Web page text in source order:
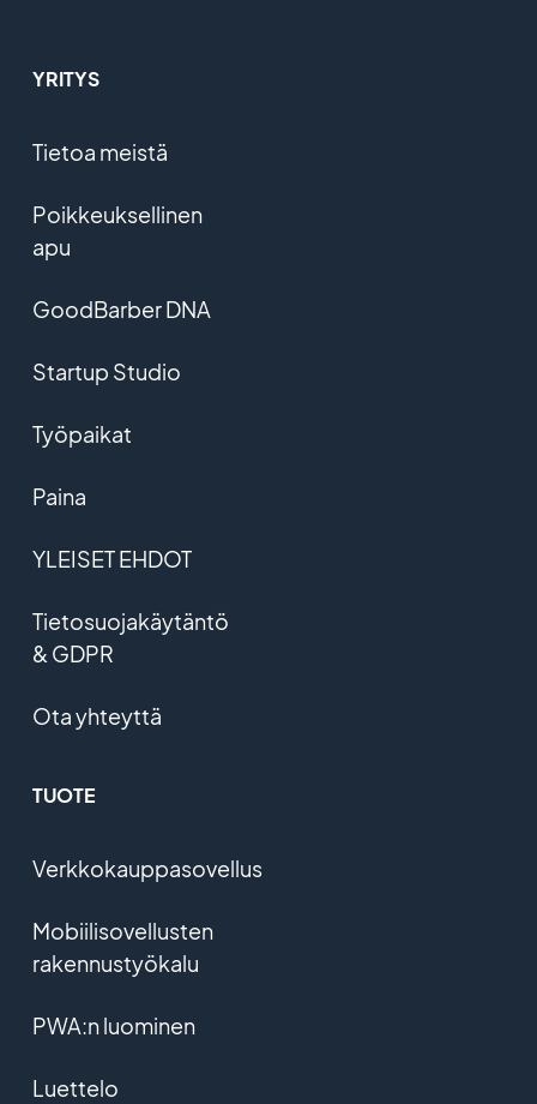
YRITYS
Tietoa meistä
Poikkeuksellinen
apu
GoodBarber DNA
Startup Studio
Työpaikat
Paina
YLEISET EHDOT
Tietosuojakäytäntö
& GDPR
Ota yhteyttä
TUOTE
Verkkokauppasovellus
Mobiilisovellusten
rakennustyökalu
PWA:n luominen
Luettelo